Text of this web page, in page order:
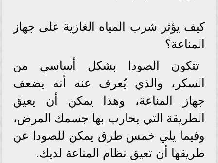
كيف يؤثر شرب المياه الغازية على جهاز
المناعة؟
تتكون الصودا بشكل أساسي من
السكر، والذي يُعرف عنه أنه يضعف
جهاز المناعة، وهذا يمكن أن يعيق
الطريقة التي يحارب بها جسمك المرض،
وفيما يلي خمس طرق يمكن للصودا عن
طريقها أن تعيق نظام المناعة لديك.